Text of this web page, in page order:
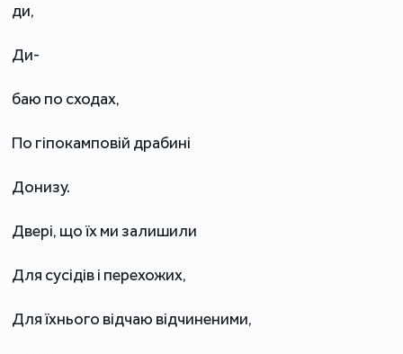
ди,
Ди-
баю по сходах,
По гіпокамповій драбині
Донизу.
Двері, що їх ми залишили
Для сусідів і перехожих,
Для їхнього відчаю відчиненими,